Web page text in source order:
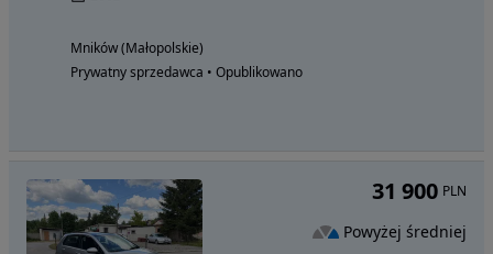
Mników (Małopolskie)
Prywatny sprzedawca • Opublikowano
31 900 PLN
Powyżej średniej